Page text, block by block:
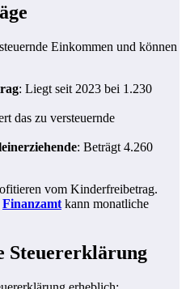
Einkommen und können
: Liegt seit 2023 bei 1.230
das zu versteuernde
: Beträgt 4.260
vom Kinderfreibetrag.
Finanzamt kann monatliche
Steuererklärung